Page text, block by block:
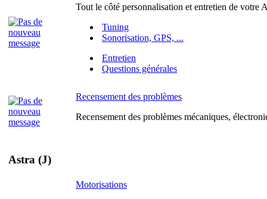
Tout le côté personnalisation et entretien de votre
Tuning
Sonorisation, GPS, ...
Entretien
Questions générales
Recensement des problèmes
Recensement des problèmes mécaniques,
Astra (J)
Motorisations